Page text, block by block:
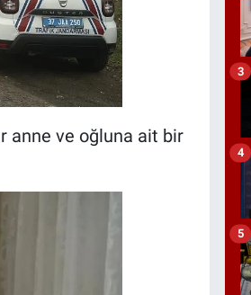
anne ve oğluna ait bir
3
4
5